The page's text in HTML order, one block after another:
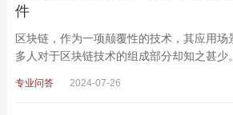
件
区块链，作为一项颠覆性的技术，其应用场
多人对于区块链技术的组成部分却知之甚少
专业问答 2024-07-26